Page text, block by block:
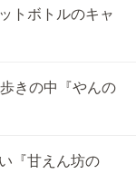
トボトルのキャ
きの中『やんの
『甘えん坊の